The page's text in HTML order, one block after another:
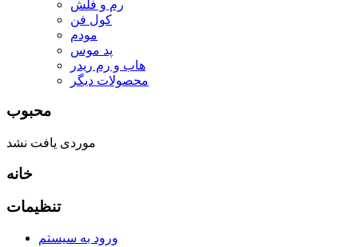
رم و فلش
کول فن
مودم
پد موس
هاب و رم ریدر
محصولات دیگر
محبوب
موردی یافت نشد
خانه
تنظیمات
ورود به سیستم